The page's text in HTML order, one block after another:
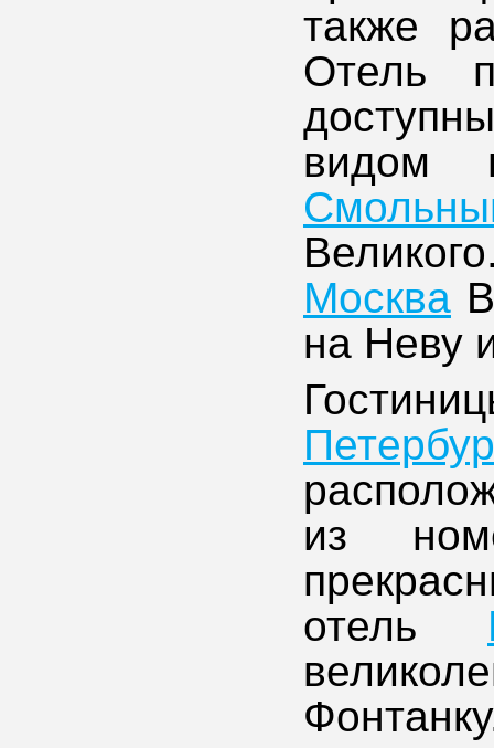
также
Отель
видом
Москва
на Неву
из
отель